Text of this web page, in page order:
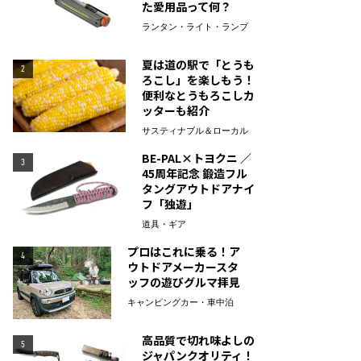
た愛用品って何？
ランタン・ライト・ランプ
2
夏は道の駅で「とうも
ろこし」を楽しもう！
便利なとうもろこしカ
ッターも紹介
サスティナブル＆ローカル
3
BE-PAL×トヨクニ ／
45周年記念 鍛造フル
タングアウトドアナイ
フ「独遊」
道具・ギア
4
プロはこれに乗る！ア
ウトドアメーカースタ
ッフの遊びグルマ拝見
キャンピングカー・車中泊
5
高品質で切れ味よしの
ジャパンクオリティ！